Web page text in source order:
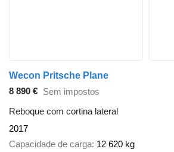
Wecon Pritsche Plane
8 890 € Sem impostos
Reboque com cortina lateral
2017
Capacidade de carga 12 620 kg